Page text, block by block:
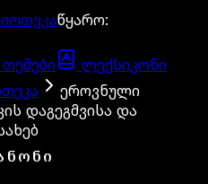
წყარო:
თემები
ლექსიკონი
ეროვნული
დაგეგმვისა და